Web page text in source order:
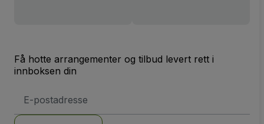
Få hotte arrangementer og tilbud levert rett i
innboksen din
postadresse